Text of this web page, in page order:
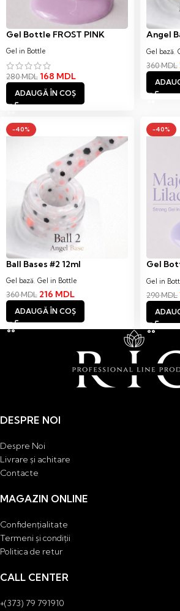
Gel Bottle FROST PINK
Gel in Bottle
280MDL 168 MDL
ADAUGĂ ÎN COȘ
Angel
Gel bază,
360MDL
-40%
Ball Bases #2 12ml
Gel bază, Gel in Bottle
360MDL 216 MDL
ADAUGĂ ÎN COȘ
-40%
Gel
12ml
Gel in
290MDL
DESPRE NOI
Despre Noi
Livrare și achitare
Contacte
MAGAZIN ONLINE
Confidențialitate
Termeni și condiții
Politica de retur
CALL CENTER
+(373) 79 791910